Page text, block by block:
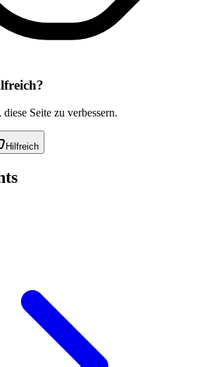
Seite zu verbessern.
Hilfreich